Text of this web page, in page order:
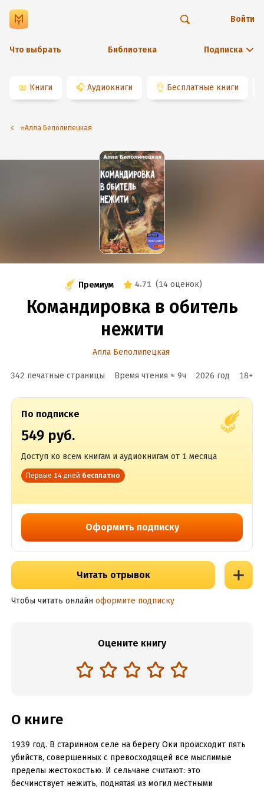
Что выбрать Библиотека Подписка
Войти
📖 Книги 🎧 Аудиокниги 👌 Бесплатные книги
⭐️Алла Белолипецкая
Премиум 4.71 (14 оценок)
Командировка в обитель
нежити
Алла Белолипецкая
342 печатные страницы Время чтения ≈ 9ч 2026 год 18+
По подписке
549 руб.
Доступ ко всем книгам и аудиокнигам от 1 месяца
Первые 14 дней бесплатно
Оформить подписку
Читать отрывок
Чтобы читать онлайн оформите подписку
Оцените книгу
О книге
1939 год. В старинном селе на берегу Оки происходит пять
убийств, совершенных с превосходящей все мыслимые
пределы жестокостью. И сельчане считают: это
бесчинствует нежить, поднятая из могил местными